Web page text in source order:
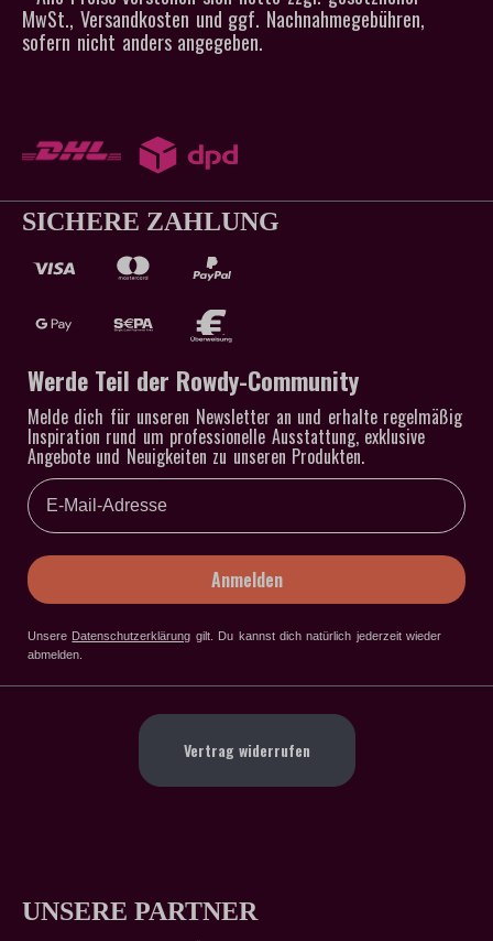
MwSt., Versandkosten und ggf. Nachnahmegebühren,
sofern nicht anders angegeben.
SICHERE ZAHLUNG
Werde Teil der Rowdy-Community
Melde dich für unseren Newsletter an und erhalte regelmäßig
Inspiration rund um professionelle Ausstattung, exklusive
Angebote und Neuigkeiten zu unseren Produkten.
Email
Anmelden
Unsere Datenschutzerklärung gilt. Du kannst dich natürlich jederzeit wieder
abmelden.
Vertrag widerrufen
UNSERE PARTNER